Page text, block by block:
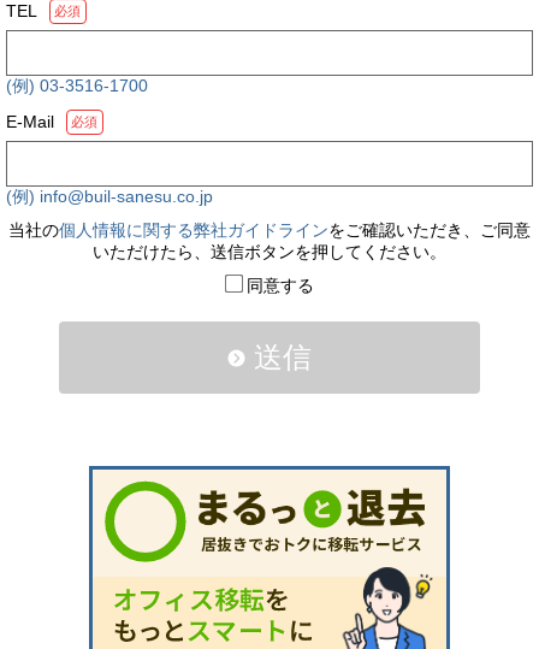
TEL
必須
(例) 03-3516-1700
E-Mail
必須
(例) info@buil-sanesu.co.jp
当社の個人情報に関する弊社ガイドラインをご確認いただき、ご同意
いただけたら、送信ボタンを押してください。
同意する
送信